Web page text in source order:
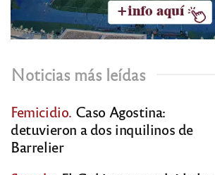
Noticias más leídas
Femicidio. Caso Agostina:
detuvieron a dos inquilinos de
Barrelier